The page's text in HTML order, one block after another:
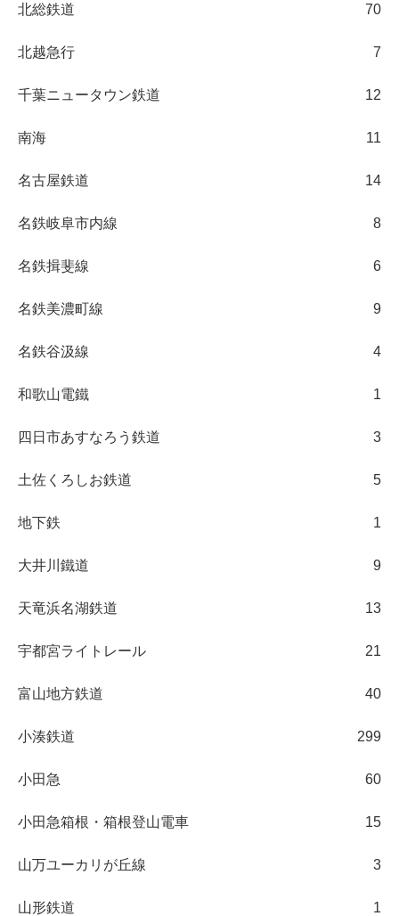
北総鉄道 70
北越急行 7
千葉ニュータウン鉄道 12
南海 11
名古屋鉄道 14
名鉄岐阜市内線 8
名鉄揖斐線 6
名鉄美濃町線 9
名鉄谷汲線 4
和歌山電鐵 1
四日市あすなろう鉄道 3
土佐くろしお鉄道 5
地下鉄 1
大井川鐵道 9
天竜浜名湖鉄道 13
宇都宮ライトレール 21
富山地方鉄道 40
小湊鉄道 299
小田急 60
小田急箱根・箱根登山電車 15
山万ユーカリが丘線 3
山形鉄道 1